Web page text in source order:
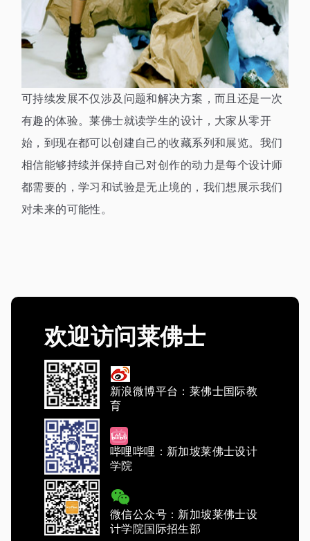
可持续发展不仅涉及问题和解决方案，而且还是一次
有趣的体验。莱佛士就读学生的设计，大家从零开
始，到现在都可以创建自己的收藏系列和展览。我们
相信能够持续并保持自己对创作的动力是每个设计师
都需要的，学习和试验是无止境的，我们想展示我们
对未来的可能性。
欢迎访问莱佛士
新浪微博平台：莱佛士国际教
育
哔哩哔哩：新加坡莱佛士设计
学院
微信公众号：新加坡莱佛士设
计学院国际招生部